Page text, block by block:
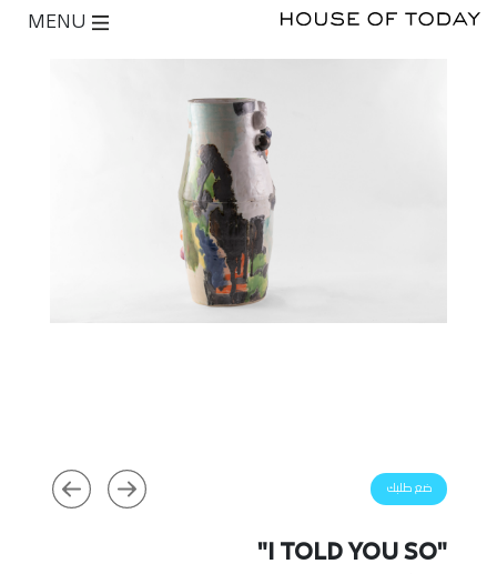
ضع طلبك
"I TOLD YOU SO"